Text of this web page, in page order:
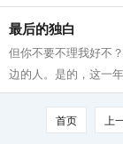
无不散发着青春的美
最后的独白
但你不要不理我好不
边的人。是的，这一
开。哥跟我说过，要
首页 上